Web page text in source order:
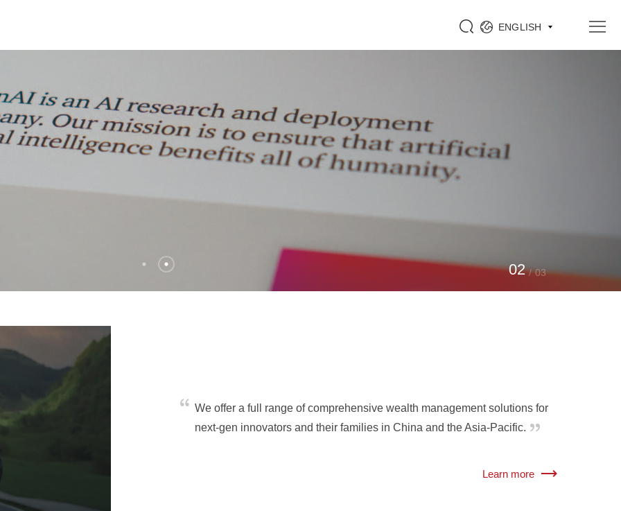
ENGLISH
02 / 03
We offer a full range of comprehensive wealth management solutions for
next-gen innovators and their families in China and the Asia-Pacific.
Learn more